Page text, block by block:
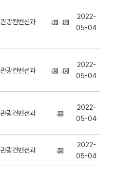
관광컨벤션과
2022-
05-04
관광컨벤션과
2022-
05-04
관광컨벤션과
2022-
05-04
관광컨벤션과
2022-
05-04